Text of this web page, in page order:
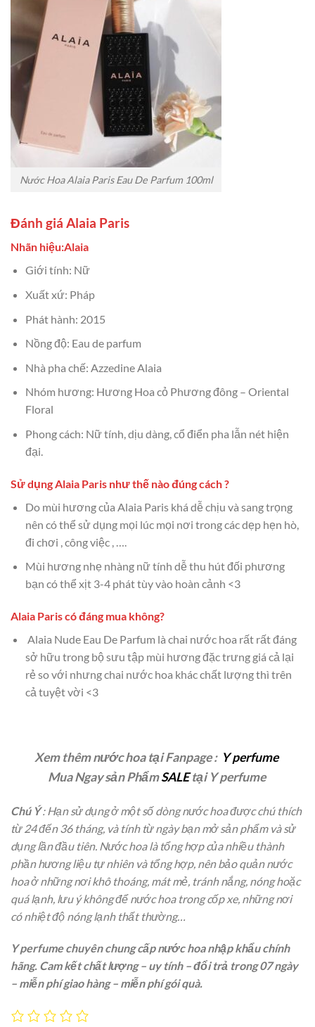
Nước Hoa Alaia Paris Eau De Parfum 100ml
Đánh giá Alaia Paris
Nhãn hiệu:Alaia
Giới tính: Nữ
Xuất xứ: Pháp
Phát hành: 2015
Nồng độ: Eau de parfum
Nhà pha chế: Azzedine Alaia
Nhóm hương: Hương Hoa cỏ Phương đông – Oriental
Floral
Phong cách: Nữ tính, dịu dàng, cổ điển pha lẫn nét hiện
đại.
Sử dụng Alaia Paris như thế nào đúng cách ?
Do mùi hương của Alaia Paris khá dễ chịu và sang trọng
nên có thể sử dụng mọi lúc mọi nơi trong các dẹp hẹn hò,
đi chơi , công việc , ….
Mùi hương nhẹ nhàng nữ tính dễ thu hút đối phương
bạn có thể xịt 3-4 phát tùy vào hoàn cảnh <3
Alaia Paris có đáng mua không?
Alaia Nude Eau De Parfum là chai nước hoa rất rất đáng
sở hữu trong bộ sưu tập mùi hương đặc trưng giá cả lại
rẻ so với nhưng chai nước hoa khác chất lượng thì trên
cả tuyệt vời <3
Xem thêm nước hoa tại Fanpage : Y perfume
Mua Ngay sản PhẩmSALEtại Y perfume
Chú Ý: Hạn sử dụng ở một số dòng nước hoa được chú thích
từ 24 đến 36 tháng, và tính từ ngày bạn mở sản phẩm và sử
dụng lần đầu tiên. Nước hoa là tổng hợp của nhiều thành
phần hương liệu tự nhiên và tổng hợp, nên bảo quản nước
hoa ở những nơi khô thoáng, mát mẻ, tránh nắng, nóng hoặc
quá lạnh, lưu ý không để nước hoa trong cốp xe, những nơi
có nhiệt độ nóng lạnh thất thường…
Y perfume chuyên chung cấp nước hoa nhập khẩu chính
hãng. Cam kết chất lượng – uy tính – đổi trả trong 07 ngày
– miễn phí giao hàng – miễn phí gói quà.